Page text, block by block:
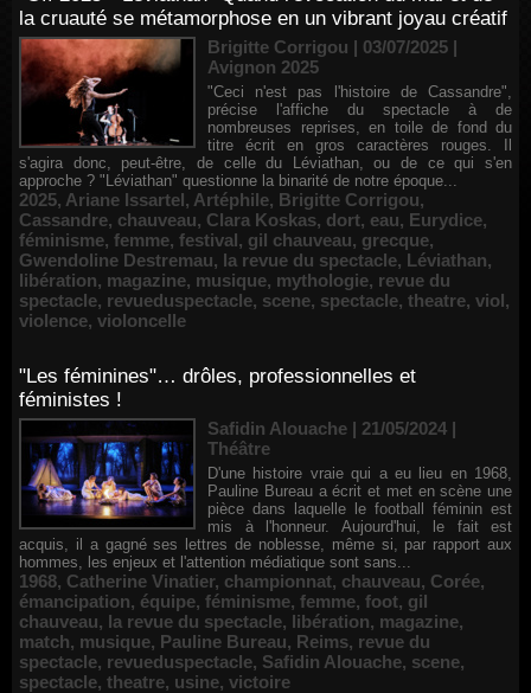
la cruauté se métamorphose en un vibrant joyau créatif
Brigitte Corrigou | 03/07/2025 |
Avignon 2025
"Ceci n'est pas l'histoire de Cassandre",
précise l'affiche du spectacle à de
nombreuses reprises, en toile de fond du
titre écrit en gros caractères rouges. Il
s'agira donc, peut-être, de celle du Léviathan, ou de ce qui s'en
approche ? "Léviathan" questionne la binarité de notre époque...
2025, Ariane Issartel, Artéphile, Brigitte Corrigou,
Cassandre, chauveau, Clara Koskas, dort, eau, Eurydice,
féminisme, femme, festival, gil chauveau, grecque,
Gwendoline Destremau, la revue du spectacle, Léviathan,
libération, magazine, musique, mythologie, revue du
spectacle, revueduspectacle, scene, spectacle, theatre, viol,
violence, violoncelle
"Les féminines"… drôles, professionnelles et
féministes !
Safidin Alouache | 21/05/2024 |
Théâtre
D'une histoire vraie qui a eu lieu en 1968,
Pauline Bureau a écrit et met en scène une
pièce dans laquelle le football féminin est
mis à l'honneur. Aujourd'hui, le fait est
acquis, il a gagné ses lettres de noblesse, même si, par rapport aux
hommes, les enjeux et l'attention médiatique sont sans...
1968, Catherine Vinatier, championnat, chauveau, Corée,
émancipation, équipe, féminisme, femme, foot, gil
chauveau, la revue du spectacle, libération, magazine,
match, musique, Pauline Bureau, Reims, revue du
spectacle, revueduspectacle, Safidin Alouache, scene,
spectacle, theatre, usine, victoire